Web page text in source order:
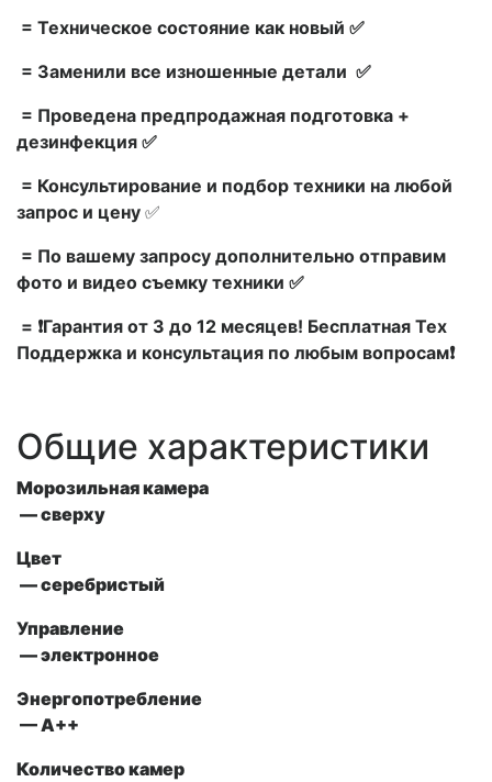
= Техническое состояние как новый ✅
= Заменили все изношенные детали ✅
= Проведена предпродажная подготовка +
дезинфекция ✅
= Консультирование и подбор техники на любой
запрос и цену ✅
= По вашему запросу дополнительно отправим
фото и видео съемку техники ✅
= ❗Гарантия от 3 до 12 месяцев! Бесплатная Тех
Поддержка и консультация по любым вопросам❗
Общие характеристики
Морозильная камера
—сверху
Цвет
— серебристый
Управление
—электронное
Энергопотребление
— А++
Количество камер